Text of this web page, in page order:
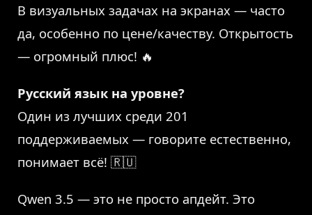
В визуальных задачах на экранах — часто
да, особенно по цене/качеству. Открытость
— огромный плюс! 🔥
Русский язык на уровне?
Один из лучших среди 201
поддерживаемых — говорите естественно,
понимает всё! 🇷🇺
Qwen 3.5 — это не просто апдейт. Это